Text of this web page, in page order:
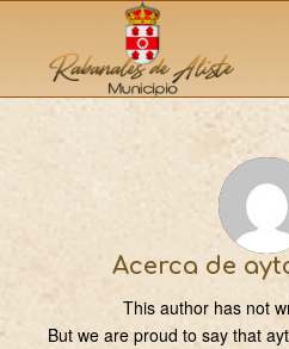
Acerca de
This author has not
But we are proud to say that